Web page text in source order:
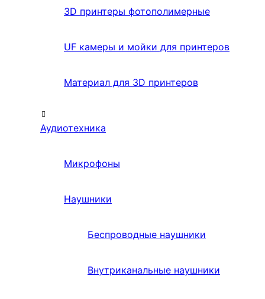
3D принтеры фотополимерные
UF камеры и мойки для принтеров
Материал для 3D принтеров
Аудиотехника
Микрофоны
Наушники
Беспроводные наушники
Внутриканальные наушники